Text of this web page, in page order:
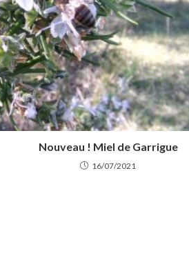
Nouveau ! Miel de Garrigue
16/07/2021